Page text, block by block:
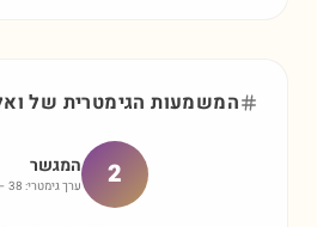
המשמעות הגימטרית של
2 המגשר
ערך גימטרי: 38